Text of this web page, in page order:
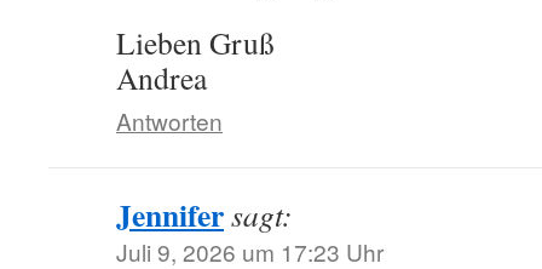
Lieben Gruß
Andrea
Antworten
Jennifersagt:
Juli 9, 2026 um 17:23 Uhr